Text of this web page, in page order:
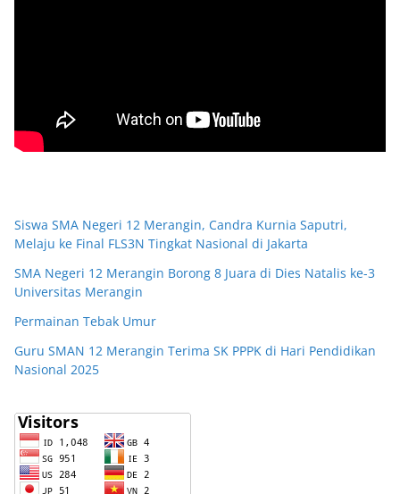
Siswa SMA Negeri 12 Merangin, Candra Kurnia Saputri,
Melaju ke Final FLS3N Tingkat Nasional di Jakarta
SMA Negeri 12 Merangin Borong 8 Juara di Dies Natalis ke-3
Universitas Merangin
Permainan Tebak Umur
Guru SMAN 12 Merangin Terima SK PPPK di Hari Pendidikan
Nasional 2025